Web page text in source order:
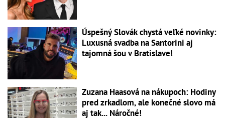
Úspešný Slovák chystá veľké novinky:
Luxusná svadba na Santorini aj
tajomná šou v Bratislave!
Zuzana Haasová na nákupoch: Hodiny
pred zrkadlom, ale konečné slovo má
aj tak... Náročné!